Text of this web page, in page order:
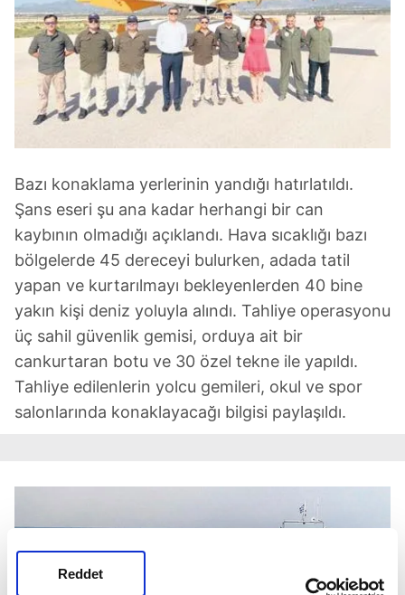
Reddet
Bazı konaklama yerlerinin yandığı hatırlatıldı.
Şans eseri şu ana kadar herhangi bir can
kaybının olmadığı açıklandı. Hava sıcaklığı bazı
bölgelerde 45 dereceyi bulurken, adada tatil
yapan ve kurtarılmayı bekleyenlerden 40 bine
yakın kişi deniz yoluyla alındı. Tahliye operasyonu
üç sahil güvenlik gemisi, orduya ait bir
cankurtaran botu ve 30 özel tekne ile yapıldı.
Tahliye edilenlerin yolcu gemileri, okul ve spor
salonlarında konaklayacağı bilgisi paylaşıldı.